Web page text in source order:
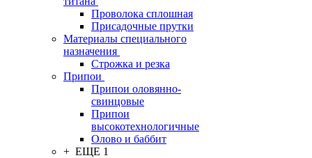
Проволока сплошная
Присадочные прутки
Материалы специального
назначения
Строжка и резка
Припои
Припои оловянно-
свинцовые
Припои
высокотехнологичные
Олово и баббит
+ ЕЩЕ 1